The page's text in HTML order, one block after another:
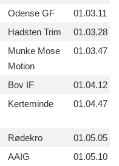
Odense GF
01.03.11
Hadsten Trim
01.03.28
Munke Mose
Motion
01.03.47
Bov IF
01.04.12
Kerteminde 01.04.47
Rødekro
01.05.05
AAIG 01.05.10